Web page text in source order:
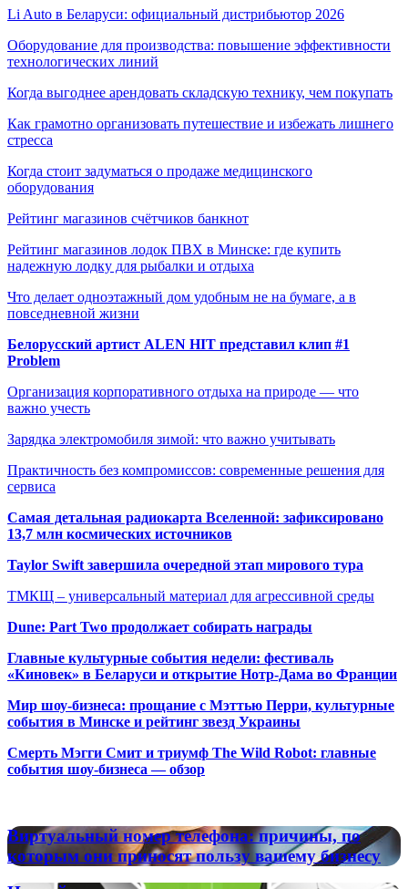
Li Auto в Беларуси: официальный дистрибьютор 2026
Оборудование для производства: повышение эффективности
технологических линий
Когда выгоднее арендовать складскую технику, чем покупать
Как грамотно организовать путешествие и избежать лишнего
стресса
Когда стоит задуматься о продаже медицинского
оборудования
Рейтинг магазинов счётчиков банкнот
Рейтинг магазинов лодок ПВХ в Минске: где купить
надежную лодку для рыбалки и отдыха
Что делает одноэтажный дом удобным не на бумаге, а в
повседневной жизни
Белорусский артист ALEN HIT представил клип #1
Problem
Организация корпоративного отдыха на природе — что
важно учесть
Зарядка электромобиля зимой: что важно учитывать
Практичность без компромиссов: современные решения для
сервиса
Самая детальная радиокарта Вселенной: зафиксировано
13,7 млн космических источников
Taylor Swift завершила очередной этап мирового тура
ТМКЩ – универсальный материал для агрессивной среды
Dune: Part Two продолжает собирать награды
Главные культурные события недели: фестиваль
«Киновек» в Беларуси и открытие Нотр-Дама во Франции
Мир шоу-бизнеса: прощание с Мэттью Перри, культурные
события в Минске и рейтинг звезд Украины
Смерть Мэгги Смит и триумф The Wild Robot: главные
события шоу-бизнеса — обзор
Виртуальный
номер
телефона:
причины,
Виртуальный номер телефона: причины, по
которым они приносят пользу вашему бизнесу